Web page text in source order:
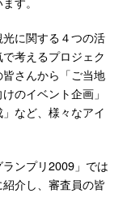
に関する４つの活
考えるプロジェク
さんから「ご当地
のイベント企画」
など、様々なアイ
ンプリ2009」では
介し、審査員の皆